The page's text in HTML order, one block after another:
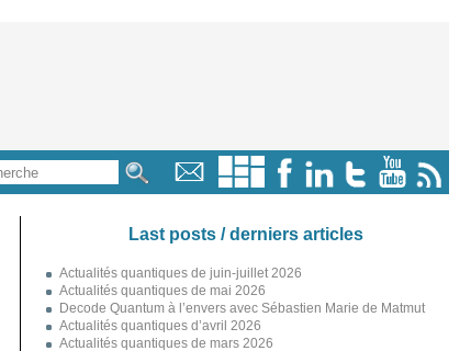
Last posts / derniers articles
Actualités quantiques de juin-juillet 2026
Actualités quantiques de mai 2026
Decode Quantum à l’envers avec Sébastien Marie de Matmut
Actualités quantiques d’avril 2026
Actualités quantiques de mars 2026